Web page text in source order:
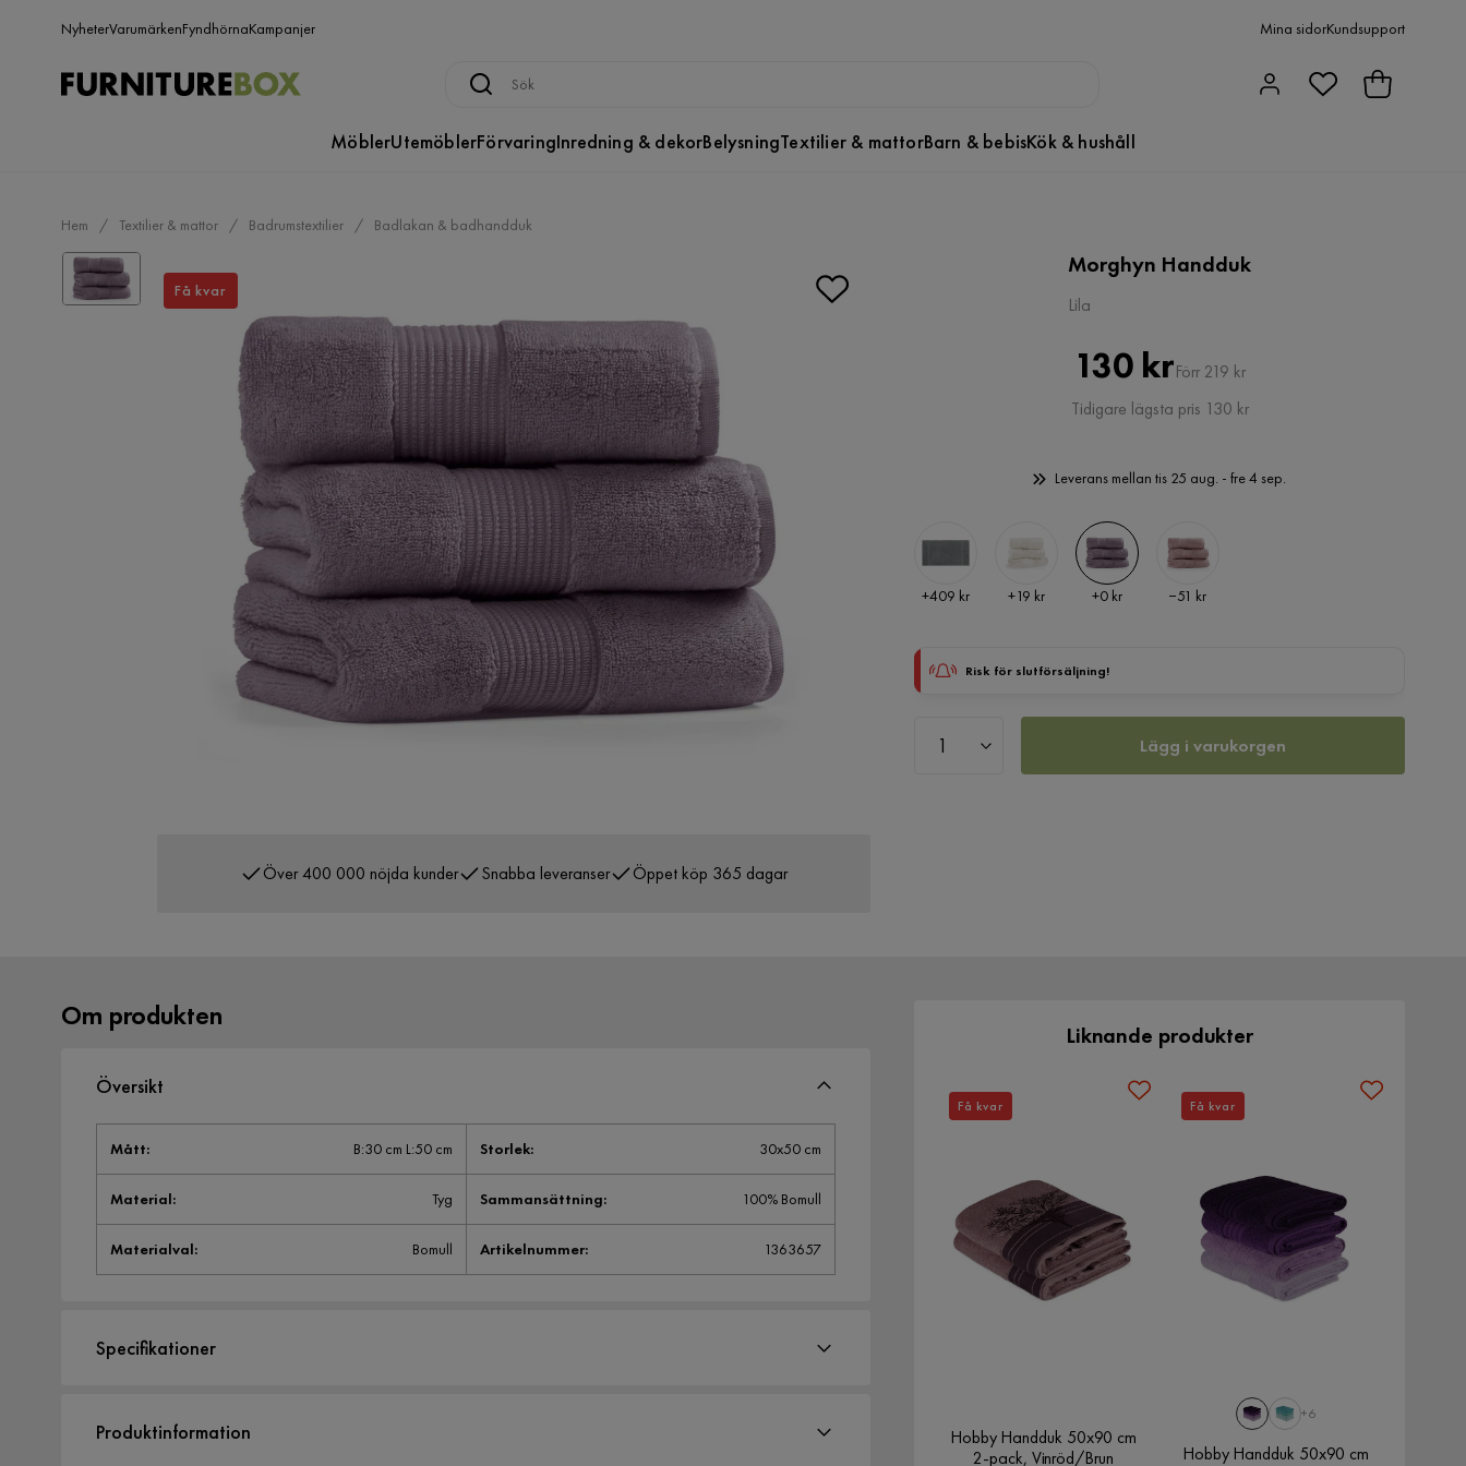
NyheterVarumärkenFyndhörnaKampanjer Mina sidorKundsupport
MöblerUtemöblerFörvaringInredning & dekorBelysningTextilier & mattorBarn & bebisKök & hushåll
Hem Textilier & mattor Badrumstextilier Badlakan & badhandduk
Få kvar
Över 400 000 nöjda kunder Snabba leveranser Öppet köp 365 dagar
Morghyn Handduk
Lila
Pris
130 krOriginal
Pris
Förr 219 kr
Tidigare lägsta pris 130 kr
Leverans mellan tis 25 aug. - fre 4 sep.
Pris
+409 kr Pris
+19 kr Pris
+0 kr Pris
−51 kr
Risk för slutförsäljning!
Lägg i varukorgen
Om produkten
Översikt
Mått: B:30 cm L:50 cm Storlek: 30x50 cm
Material: Tyg Sammansättning: 100% Bomull
Materialval: Bomull Artikelnummer: 1363657
Specifikationer
Storlek
Produktinformation
Liknande produkter
Hobby Handduk 50x90 cm
2-pack, Vinröd/Brun
Få kvar
+6
Hobby Handduk 50x90 cm
Få kvar